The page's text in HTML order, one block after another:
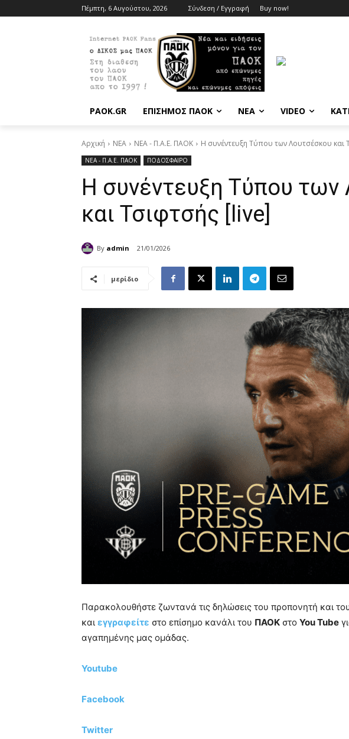
Πέμπτη, 6 Αυγούστου, 2026 Σύνδεση / Εγγραφή Buy now!
PAOK.GR ΕΠΙΣΗΜΟΣ ΠΑΟΚ ΝΕΑ VIDEO
Αρχική ΝΕΑ ΝΕΑ - Π.Α.Ε. ΠΑΟΚ Η συνέντευξη Τύπου των Λουτσέσκου και
ΝΕΑ - Π.Α.Ε. ΠΑΟΚ ΠΟΔΟΣΦΑΙΡΟ
Η συνέντευξη Τύπου των
και Τσιφτσής [live]
By admin 21/01/2026
μερίδιο
Παρακολουθήστε ζωντανά τις δηλώσεις του προπονητή και
και εγγραφείτε στο επίσημο κανάλι του ΠΑΟΚ στο You Tube
αγαπημένης μας ομάδας.
Youtube
Facebook
Twitter